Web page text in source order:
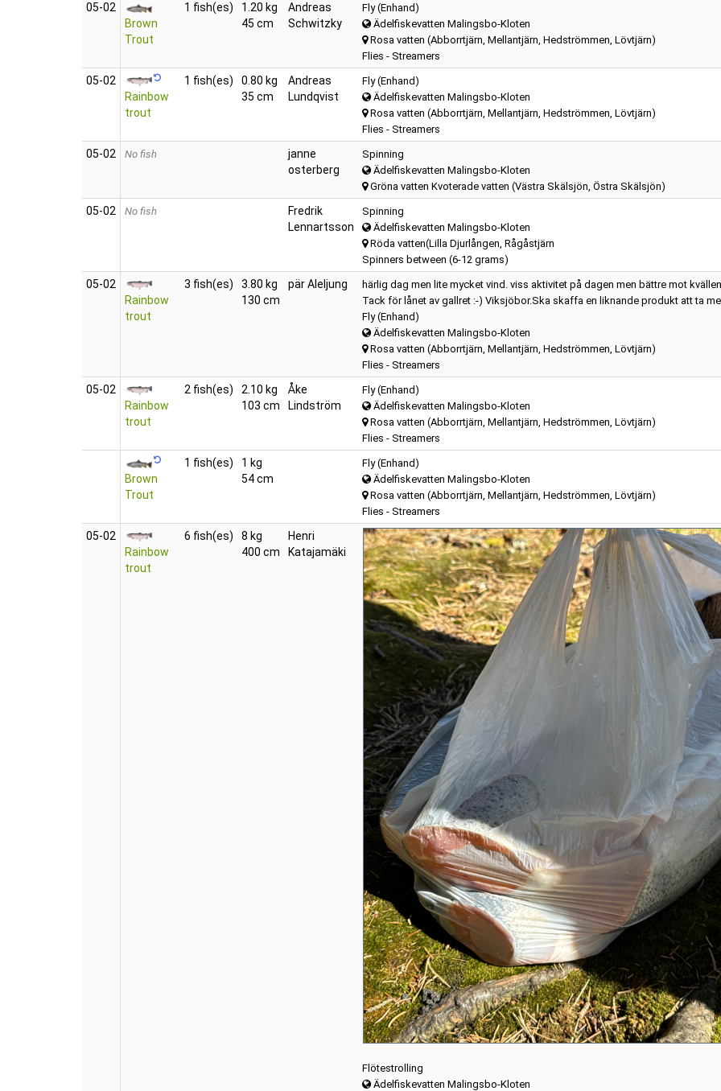
05‑02
Brown
Trout
1 fish(es)
1.20 kg
45 cm
Andreas
Schwitzky
Fly (Enhand)
Ädelfiskevatten Malingsbo-Kloten
Rosa vatten (Abborrtjärn, Mellantjärn, Hedströmmen, Lövtjärn)
Flies - Streamers
05‑02
Rainbow
trout
1 fish(es)
0.80 kg
35 cm
Andreas
Lundqvist
Fly (Enhand)
Ädelfiskevatten Malingsbo-Kloten
Rosa vatten (Abborrtjärn, Mellantjärn, Hedströmmen, Lövtjärn)
Flies - Streamers
05‑02 No fish
janne
osterberg
Spinning
Ädelfiskevatten Malingsbo-Kloten
Gröna vatten Kvoterade vatten (Västra Skälsjön, Östra Skälsjön)
05‑02 No fish
Fredrik
Lennartsson
Spinning
Ädelfiskevatten Malingsbo-Kloten
Röda vatten(Lilla Djurlången, Rågåstjärn
Spinners between (6-12 grams)
05‑02
Rainbow
trout
3 fish(es)
3.80 kg
130 cm
pär Aleljung
härlig dag men lite mycket vind. viss aktivitet på dagen men bättre mot
Tack för lånet av gallret :-) Viksjöbor.Ska skaffa en liknande produkt att ta
Fly (Enhand)
Ädelfiskevatten Malingsbo-Kloten
Rosa vatten (Abborrtjärn, Mellantjärn, Hedströmmen, Lövtjärn)
Flies - Streamers
05‑02
Rainbow
trout
2 fish(es)
2.10 kg
103 cm
Åke
Lindström
Fly (Enhand)
Ädelfiskevatten Malingsbo-Kloten
Rosa vatten (Abborrtjärn, Mellantjärn, Hedströmmen, Lövtjärn)
Flies - Streamers
Brown
Trout
1 fish(es)
1 kg
54 cm
Fly (Enhand)
Ädelfiskevatten Malingsbo-Kloten
Rosa vatten (Abborrtjärn, Mellantjärn, Hedströmmen, Lövtjärn)
Flies - Streamers
05‑02
Rainbow
trout
6 fish(es)
8 kg
400 cm
Henri
Katajamäki
Flötestrolling
Ädelfiskevatten Malingsbo-Kloten